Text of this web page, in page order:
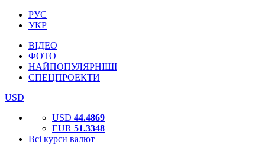
РУС
УКР
ВІДЕО
ФОТО
НАЙПОПУЛЯРНІШІ
СПЕЦПРОЕКТИ
USD
USD 44.4869
EUR 51.3348
Всі курси валют